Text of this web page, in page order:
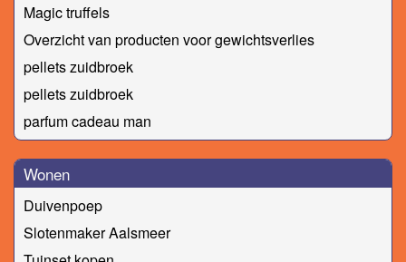
Magic truffels
Overzicht van producten voor gewichtsverlies
pellets zuidbroek
pellets zuidbroek
parfum cadeau man
Wonen
Duivenpoep
Slotenmaker Aalsmeer